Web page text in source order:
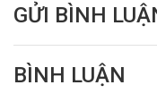
GỬI BÌNH
BÌNH LUẬN